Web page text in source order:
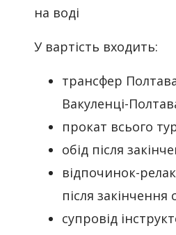
на воді
У вартість входить:
трансфер
Вакуленці-
прокат всього
обід після
відпочинок-
після закінчення
супровід